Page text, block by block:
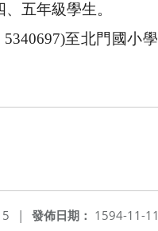
、五年級學生。
至北門國小學
發佈日期： 1594-11-11
|